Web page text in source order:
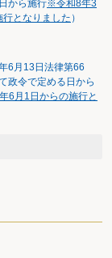
及び21ページ参
、改訂については否
から施行※令和8年3
となりました ）
6月13日法律第66
政令で定める日から
6月1日からの施行と